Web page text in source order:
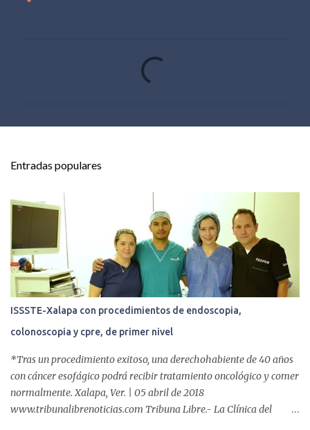
s
Entradas populares
ISSSTE-Xalapa con procedimientos de endoscopia,
colonoscopia y cpre, de primer nivel
*Tras un procedimiento exitoso, una derechohabiente de 40 años
con cáncer esofágico podrá recibir tratamiento oncológico y comer
normalmente. Xalapa, Ver. | 05 abril de 2018
www.tribunalibrenoticias.com Tribuna Libre.- La Clínica del